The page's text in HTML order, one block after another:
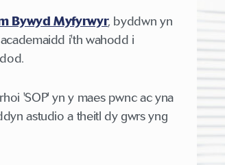
Bywyd Myfyrwyr, byddwn yn
i'th wahodd i
'SOP' yn y maes pwnc ac yna
astudio a theitl dy gwrs yng